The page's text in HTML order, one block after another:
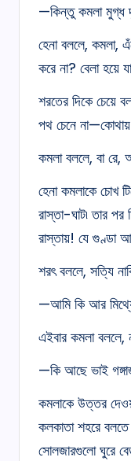
—কিন্তু কমলা মুগ্ধ
হেনা বললে, কমলা,
করে না? বেলা হয়ে
শরতের দিকে চেয়ে
পথ চেনে না—কোথায়
কমলা বললে, বা
হেনা কমলাকে চোখ
রাস্তা-ঘাট৷ তার
রাস্তায়! যে গুণ্ডা
শরৎ বললে, সত্যি
—আমি কি আর
এইবার কমলা
—কি আছে ভাই
কমলাকে উত্তর
কলকাতা শহরে
সোলজারগুলো ঘুরে